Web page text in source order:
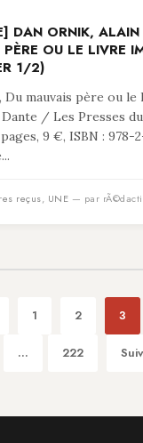
DAN ORNIK, ALAIN
OU LE LIVRE
1/2)
mauvais père ou le
/ Les Presses
9 €, ISBN : 978-
reçus, UNE — par
1 2 3
... 222